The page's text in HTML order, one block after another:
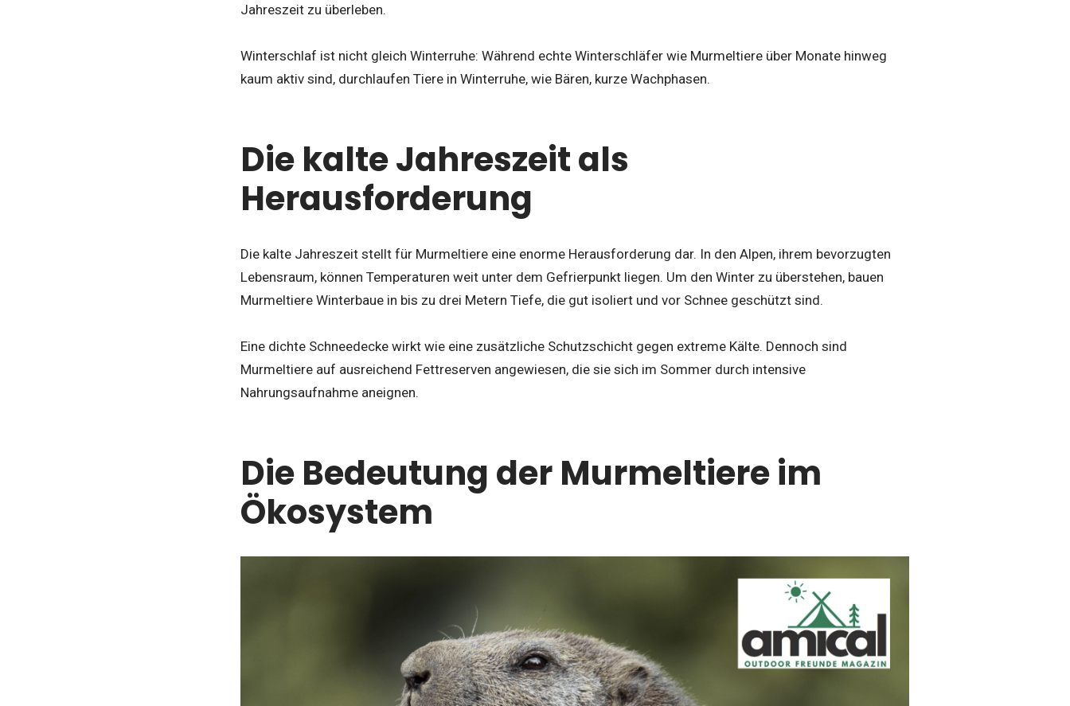
Jahreszeit zu überleben.
Winterschlaf ist nicht gleich Winterruhe: Während echte Winterschläfer wie Murmeltiere über Monate hinweg
kaum aktiv sind, durchlaufen Tiere in Winterruhe, wie Bären, kurze Wachphasen.
Die kalte Jahreszeit als
Herausforderung
Die kalte Jahreszeit stellt für Murmeltiere eine enorme Herausforderung dar. In den Alpen, ihrem bevorzugten
Lebensraum, können Temperaturen weit unter dem Gefrierpunkt liegen. Um den Winter zu überstehen, bauen
Murmeltiere Winterbaue in bis zu drei Metern Tiefe, die gut isoliert und vor Schnee geschützt sind.
Eine dichte Schneedecke wirkt wie eine zusätzliche Schutzschicht gegen extreme Kälte. Dennoch sind
Murmeltiere auf ausreichend Fettreserven angewiesen, die sie sich im Sommer durch intensive
Nahrungsaufnahme aneignen.
Die Bedeutung der Murmeltiere im
Ökosystem